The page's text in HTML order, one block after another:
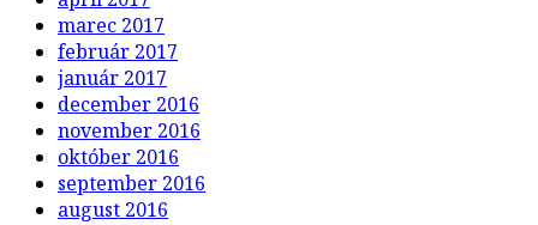
marec 2017
február 2017
január 2017
december 2016
november 2016
október 2016
september 2016
august 2016